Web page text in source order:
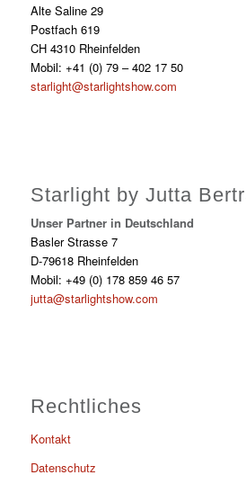
Alte Saline 29
Postfach 619
CH 4310 Rheinfelden
Mobil: +41 (0) 79 – 402 17 50
starlight@starlightshow.com
Starlight by Jutta
Unser Partner in Deutschland
Basler Strasse 7
D-79618 Rheinfelden
Mobil: +49 (0) 178 859 46 57
jutta@starlightshow.com
Rechtliches
Kontakt
Datenschutz